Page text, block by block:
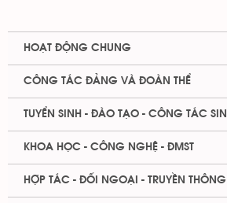
HOẠT ĐỘNG CHUNG
CÔNG TÁC ĐẢNG VÀ ĐOÀN THỂ
TUYỂN SINH - ĐÀO TẠO - CÔNG TÁC
KHOA HỌC - CÔNG NGHỆ - ĐMST
HỢP TÁC - ĐỐI NGOẠI - TRUYỀN THÔNG